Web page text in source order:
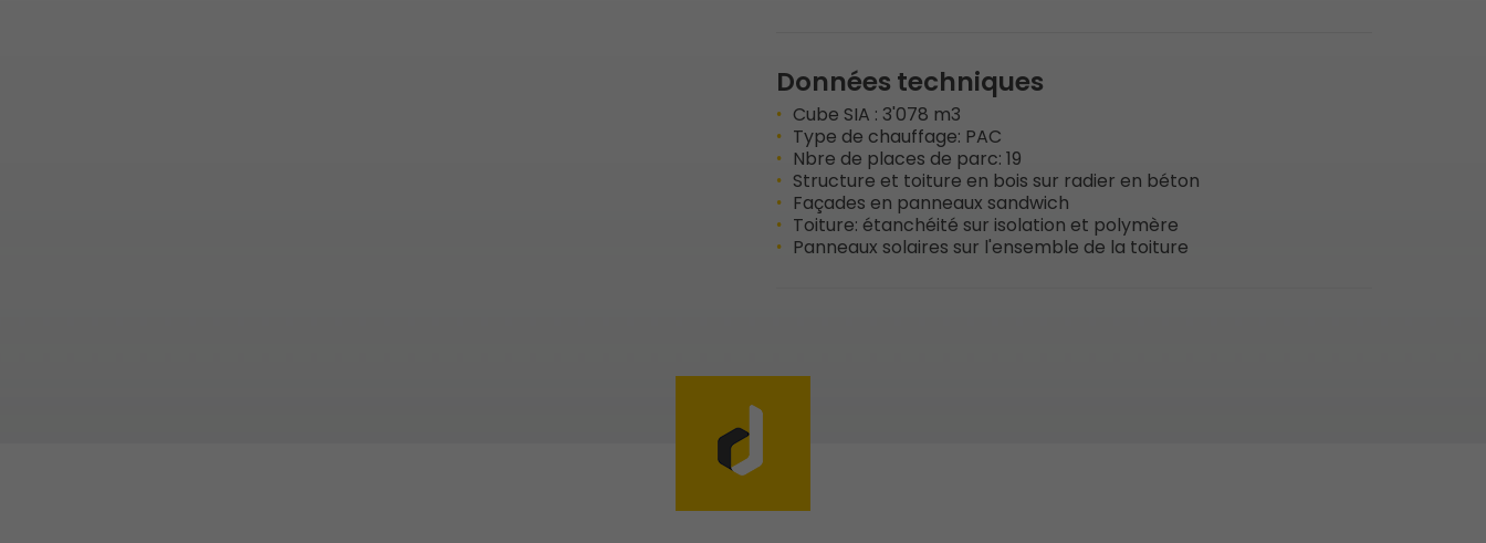
Données techniques
Cube SIA : 3'078 m3
Type de chauffage: PAC
Nbre de places de parc: 19
Structure et toiture en bois sur radier en béton
Façades en panneaux sandwich
Toiture: étanchéité sur isolation et polymère
Panneaux solaires sur l'ensemble de la toiture